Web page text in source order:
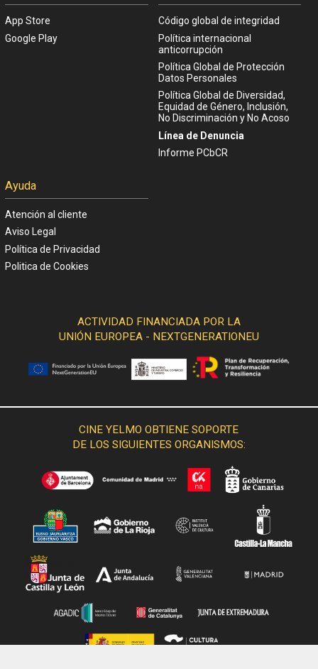
App Store
Google Play
Código global de integridad
Política internacional
anticorrupción
Política Global de Protección
Datos Personales
Política Global de Diversidad,
Equidad de Género, Inclusión,
No Discriminación y No Acoso
Línea de Denuncia
Informe PCbCR
Ayuda
Atención al cliente
Aviso Legal
Política de Privacidad
Politica de Cookies
ACTIVIDAD FINANCIADA POR LA
UNIÓN EUROPEA - NEXTGENERATIONEU
CINE YELMO OBTIENE SOPORTE
DE LOS SIGUIENTES ORGANISMOS: